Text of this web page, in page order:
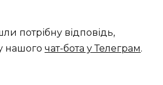
потрібну відповідь,
нашого чат-бота у Телеграм.